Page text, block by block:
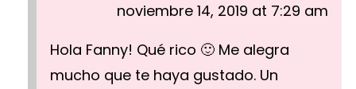
noviembre 14, 2019 at 7:29 am
Hola Fanny! Qué rico 🙂 Me alegra
mucho que te haya gustado. Un